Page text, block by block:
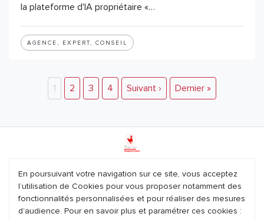
la plateforme d'IA propriétaire «…
AGENCE, EXPERT, CONSEIL
1 2 3 4 Suivant › Dernier »
Mentions légales
Plan du site
Nous contacter
En poursuivant votre navigation sur ce site, vous acceptez
l’utilisation de Cookies pour vous proposer notamment des
fonctionnalités personnalisées et pour réaliser des mesures
d’audience. Pour en savoir plus et paramétrer ces cookies :